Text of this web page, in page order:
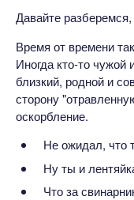
Давайте разберемся,
Время от времени
Иногда кто-то
близкий, родной и
сторону
оскорбление.
Не ожидал, что
Ну ты и
Что за